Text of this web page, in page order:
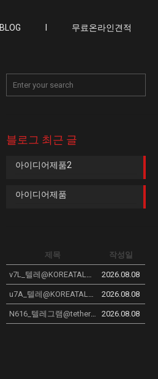
BLOG 무료온라인견적
블로그 최근 글
아이디어제품2
아이디어제품
제목 작성일
v7L_텔레@KOREATALK77 유튜브영상내리기_h7X 2026.08.08
u7A_텔레@KOREATALK77 테더현금화_m3S 2026.08.08
N616_텔레그램@tetherzon 솔라나구입 솔라나구매 2026.08.08